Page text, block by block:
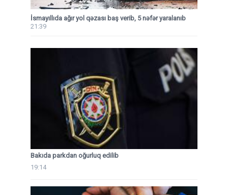
İsmayıllıda ağır yol qəzası baş verib, 5 nəfər yaralanıb
21:39
Bakıda parkdan oğurluq edilib
19:14